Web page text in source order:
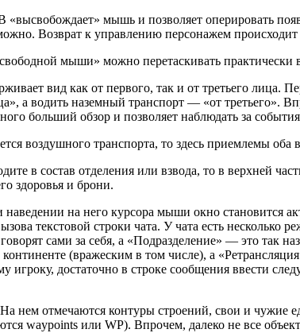
«высвобождает» мышь и позволяет оперировать
Возврат к управлению персонажем
мыши» можно перетаскивать практически
вид как от первого, так и от третьего лица.
а водить наземный транспорт — «от третьего».
больший обзор и позволяет наблюдать за
воздушного транспорта, то здесь приемлемы
в состав отделения или взвода, то в верхней
здоровья и брони.
на него курсора мыши окно становится
текстовой строки чата. У чата есть
сами за себя, а «Подразделение» — это так
(вражеским в том числе), а
игроку, достаточно в строке сообщения ввести
нем отмечаются контуры строений, свои и чужие
waypoints или WP). Впрочем, далеко не все